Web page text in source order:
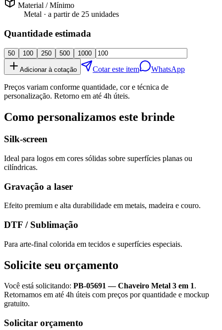
Material / Mínimo
Metal · a partir de 25 unidades
Quantidade estimada
50 100 250 500 1000
Adicionar à cotação Cotar este item WhatsApp
Preços variam conforme quantidade, cor e técnica de
personalização. Retorno em até 4h úteis.
Como personalizamos este brinde
Silk-screen
Ideal para logos em cores sólidas sobre superfícies planas ou
cilíndricas.
Gravação a laser
Efeito premium e alta durabilidade em metais, madeira e couro.
DTF / Sublimação
Para arte-final colorida em tecidos e superfícies especiais.
Solicite seu orçamento
Você está solicitando: PB-05691—Chaveiro Metal 3 em 1.
Retornamos em até 4h úteis com preços por quantidade e mockup
gratuito.
Solicitar orçamento